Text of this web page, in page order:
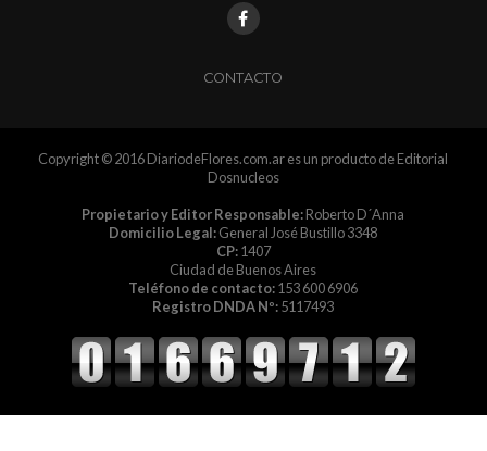
CONTACTO
Copyright © 2016 DiariodeFlores.com.ar es un producto de Editorial
Dosnucleos
Propietario y Editor Responsable:Roberto D´Anna
Domicilio Legal:General José Bustillo 3348
CP:1407
Ciudad de Buenos Aires
Teléfono de contacto:153 600 6906
Registro DNDA Nº:5117493